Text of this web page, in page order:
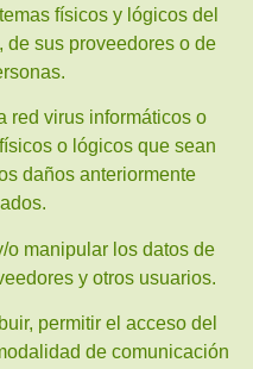
físicos y lógicos del
sus proveedores o de
red virus informáticos o
o lógicos que sean
daños anteriormente
o manipular los datos de
y otros usuarios.
permitir el acceso del
de comunicación